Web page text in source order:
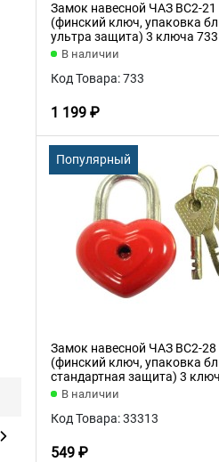
Замок навесной ЧАЗ ВС2-21
(финский ключ, упаковка
ультра защита) 3 ключа 733
В наличии
Код Товара: 733
1 199 ₽
Популярный
Замок навесной ЧАЗ ВС2-28
(финский ключ, упаковка
стандартная защита) 3
В наличии
Код Товара: 33313
549 ₽